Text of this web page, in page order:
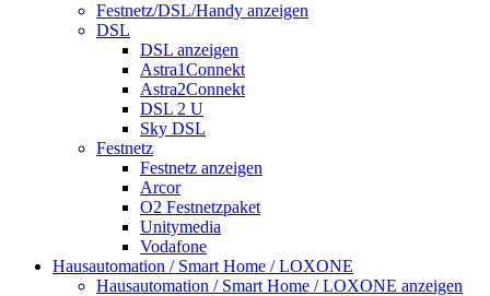
Festnetz/DSL/Handy anzeigen
DSL
DSL anzeigen
Astra1Connekt
Astra2Connekt
DSL 2 U
Sky DSL
Festnetz
Festnetz anzeigen
Arcor
O2 Festnetzpaket
Unitymedia
Vodafone
Hausautomation / Smart Home / LOXONE
Hausautomation / Smart Home / LOXONE anzeigen